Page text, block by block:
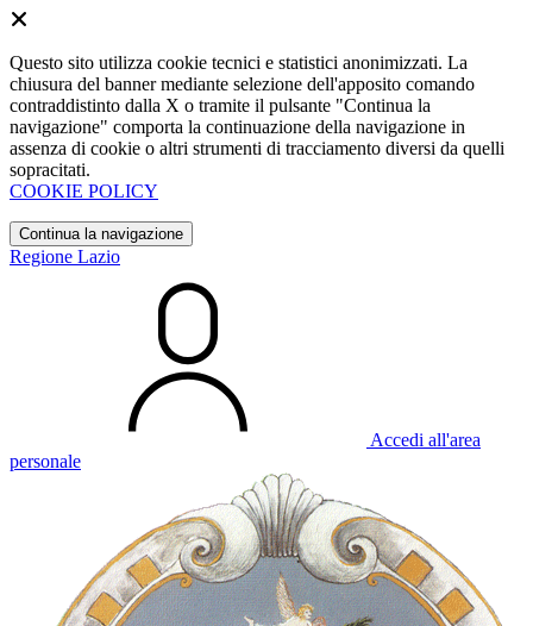
Questo sito utilizza cookie tecnici e statistici anonimizzati. La
chiusura del banner mediante selezione dell'apposito comando
contraddistinto dalla X o tramite il pulsante "Continua la
navigazione" comporta la continuazione della navigazione in
assenza di cookie o altri strumenti di tracciamento diversi da quelli
sopracitati.
COOKIE POLICY
Continua la navigazione
Regione Lazio
Accedi all'area
personale